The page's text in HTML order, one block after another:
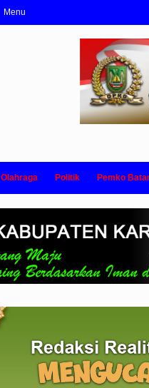
Menu
Olahraga Politik Pemko